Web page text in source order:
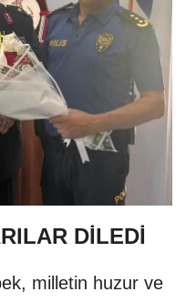
DİLEDİ
milletin huzur ve